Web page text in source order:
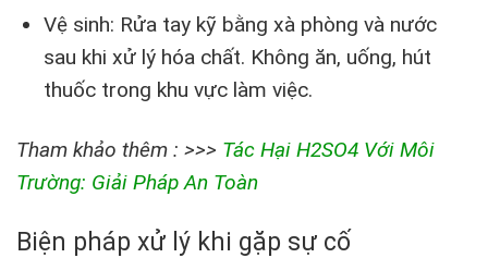
Vệ sinh: Rửa tay kỹ bằng xà phòng và nước
sau khi xử lý hóa chất. Không ăn, uống, hút
thuốc trong khu vực làm việc.
Tham khảo thêm : >>> Tác Hại H2SO4 Với Môi
Trường: Giải Pháp An Toàn
Biện pháp xử lý khi gặp sự cố